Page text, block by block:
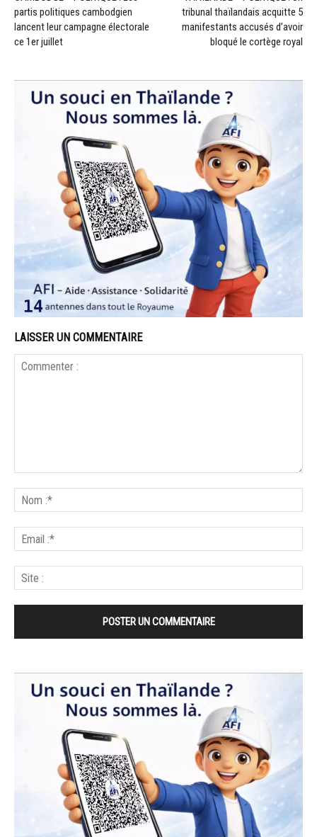
partis politiques cambodgien
lancent leur campagne électorale
ce 1er juillet
tribunal thaïlandais acquitte 5
manifestants accusés d’avoir
bloqué le cortège royal
LAISSER UN COMMENTAIRE